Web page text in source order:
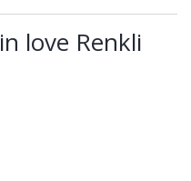
love Renkli